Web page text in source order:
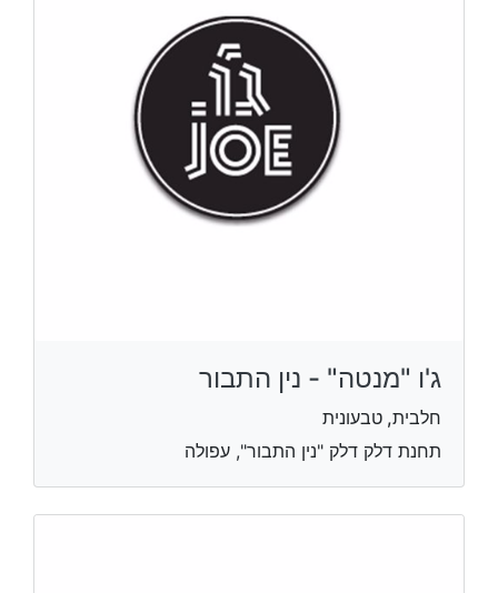
ג'ו "מנטה" - נין התבור
חלבית, טבעונית
תחנת דלק דלק "נין התבור", עפולה